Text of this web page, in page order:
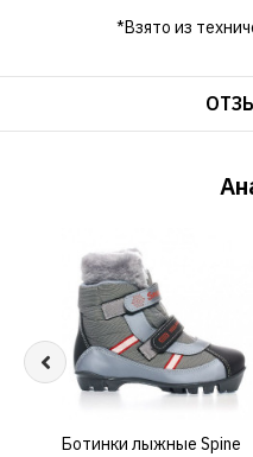
*Взято из
КУПИТЬ
Ботинки лыжные Spine